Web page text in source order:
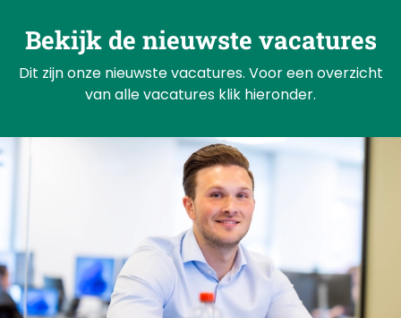
Bekijk de nieuwste vacatures
Dit zijn onze nieuwste vacatures. Voor een overzicht
van alle vacatures klik hieronder.